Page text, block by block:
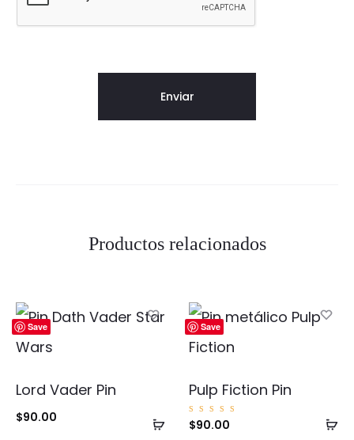
Productos relacionados
Save
Añadir
Lord Vader Pin
$90.00
Save
Pulp Fiction Pin
Valorad
o con
$90.00